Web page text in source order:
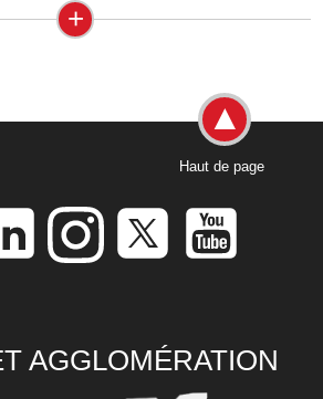
+
Haut de page
AGGLOMÉRATION